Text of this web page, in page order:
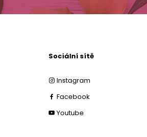
Sociální sítě
Instagram
Facebook
Youtube